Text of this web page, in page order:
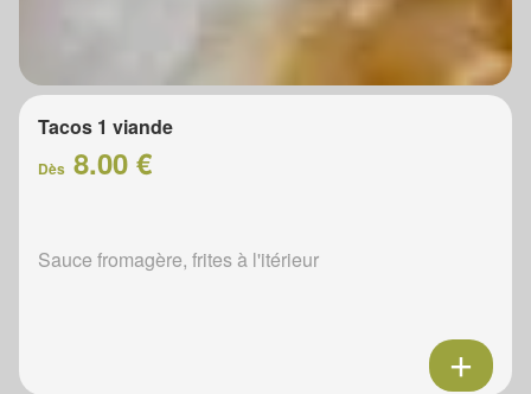
Tacos 1 viande
Dès 8.00 €
Sauce fromagère, frites à l'itérieur